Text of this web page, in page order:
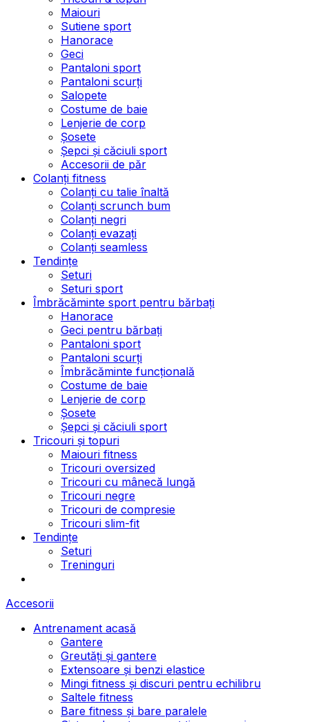
Maiouri
Sutiene sport
Hanorace
Geci
Pantaloni sport
Pantaloni scurți
Salopete
Costume de baie
Lenjerie de corp
Șosete
Șepci și căciuli sport
Accesorii de păr
Colanți fitness
Colanți cu talie înaltă
Colanți scrunch bum
Colanți negri
Colanți evazați
Colanți seamless
Tendințe
Seturi
Seturi sport
Îmbrăcăminte sport pentru bărbați
Hanorace
Geci pentru bărbați
Pantaloni sport
Pantaloni scurți
Îmbrăcăminte funcțională
Costume de baie
Lenjerie de corp
Șosete
Șepci și căciuli sport
Tricouri și topuri
Maiouri fitness
Tricouri oversized
Tricouri cu mânecă lungă
Tricouri negre
Tricouri de compresie
Tricouri slim-fit
Tendințe
Seturi
Treninguri
Accesorii
Antrenament acasă
Gantere
Greutăți și gantere
Extensoare și benzi elastice
Mingi fitness și discuri pentru echilibru
Saltele fitness
Bare fitness și bare paralele